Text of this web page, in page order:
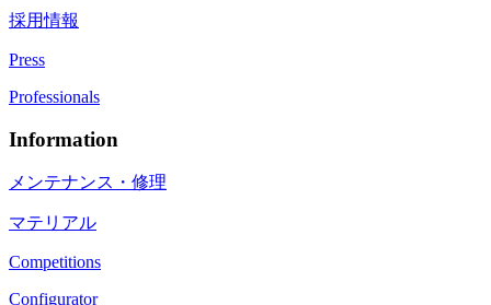
採用情報
Press
Professionals
Information
メンテナンス・修理
マテリアル
Competitions
Configurator